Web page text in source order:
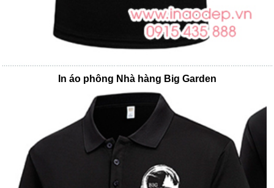
In áo phông Nhà hàng Big Garden